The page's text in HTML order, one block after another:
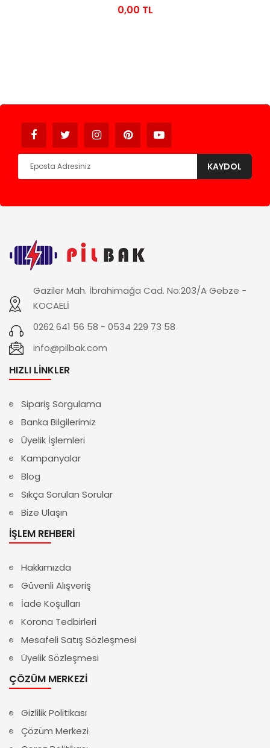
0,00 TL
KAYDOL
Gaziler Mah. İbrahimağa Cad. No:203/A Gebze -
KOCAELİ
0262 641 56 58 - 0534 229 73 58
info@pilbak.com
HIZLI LINKLER
Sipariş Sorgulama
Banka Bilgilerimiz
Üyelik İşlemleri
Kampanyalar
Blog
Sıkça Sorulan Sorular
Bize Ulaşın
İŞLEM REHBERI
Hakkımızda
Güvenli Alışveriş
İade Koşulları
Korona Tedbirleri
Mesafeli Satış Sözleşmesi
Üyelik Sözleşmesi
ÇÖZÜM MERKEZI
Gizlilik Politikası
Çözüm Merkezi